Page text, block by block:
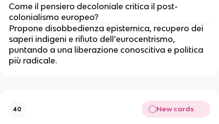
Come il pensiero decoloniale critica il post-
colonialismo europeo?
Propone disobbedienza epistemica, recupero dei
saperi indigeni e rifiuto dell’eurocentrismo,
puntando a una liberazione conoscitiva e politica
più radicale.
40 New cards